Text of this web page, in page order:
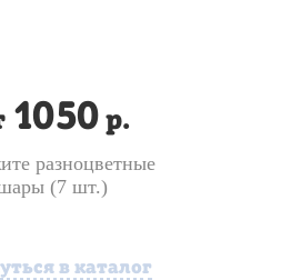
1050 р.
разноцветные
(7 шт.)
в каталог